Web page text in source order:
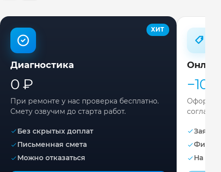
ХИТ
Диагностика
0 ₽
При ремонте у нас проверка бесплатно.
Смету озвучим до старта работ.
Без скрытых доплат
Письменная смета
Можно отказаться
−10%
Заявка
На